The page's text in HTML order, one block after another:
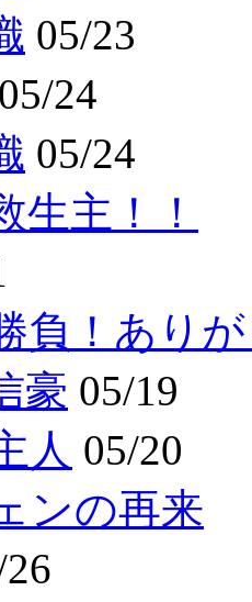
05/23
05/24
05/24
生主！！
負！あり
豪 05/19
人 05/20
ンの再来